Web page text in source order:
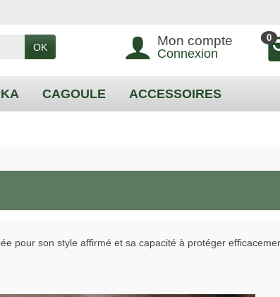
OK Mon compte
Connexion
0
CAGOULE ACCESSOIRES
pour son style affirmé et sa capacité à protéger